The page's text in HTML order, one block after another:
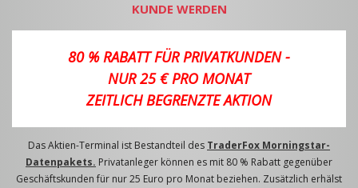
KUNDE WERDEN
80 % RABATT FÜR PRIVATKUNDEN -
NUR 25 € PRO MONAT
ZEITLICH BEGRENZTE AKTION
Das Aktien-Terminal ist Bestandteil des TraderFox Morningstar-
Datenpakets. Privatanleger können es mit 80 % Rabatt gegenüber
Geschäftskunden für nur 25 Euro pro Monat beziehen. Zusätzlich erhälst